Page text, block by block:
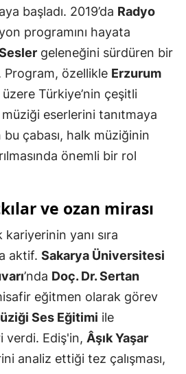
Tunceli
Şanlıurfa
Uşak
Van
Yozgat
Bayburt
Karaman
Kırıkkale
Batman
Şırnak
başladı. 2019’da Radyo
programını hayata
geleneğini sürdüren bir
özellikle Erzurum
Türkiye’nin çeşitli
eserlerini tanıtmaya
bu çabası, halk müziğinin
önemli bir rol
ve ozan mirası
yanı sıra
aktif. Sakarya Üniversitesi
’nda Doç. Dr. Sertan
eğitmen olarak görev
Ses Eğitimi ile
verdi. Ediş'in, Âşık Yaşar
analiz ettiği tez çalışması,